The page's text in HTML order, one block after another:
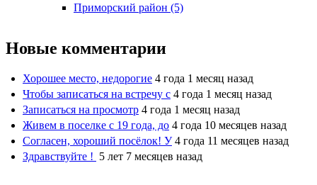
Приморский район (5)
Новые комментарии
Хорошее место, недорогие 4 года 1 месяц назад
Чтобы записаться на встречу с 4 года 1 месяц назад
Записаться на просмотр 4 года 1 месяц назад
Живем в поселке с 19 года, до 4 года 10 месяцев назад
Согласен, хороший посёлок! У 4 года 11 месяцев назад
Здравствуйте ! 5 лет 7 месяцев назад